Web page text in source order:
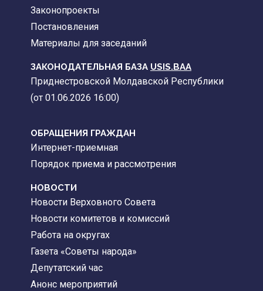
Законопроекты
Постановления
Материалы для заседаний
ЗАКОНОДАТЕЛЬНАЯ БАЗА USIS.BAA
Приднестровской Молдавской Республики
(от 01.06.2026 16:00)
ОБРАЩЕНИЯ ГРАЖДАН
Интернет-приемная
Порядок приема и рассмотрения
НОВОСТИ
Новости Верховного Совета
Новости комитетов и комиссий
Работа на округах
Газета «Советы народа»
Депутатский час
Анонс мероприятий